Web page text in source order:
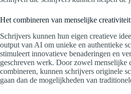
Het combineren van menselijke
Schrijvers kunnen hun eigen creatieve
output van AI om unieke en authentieke
stimuleert innovatieve benaderingen en
geschreven werk. Door zowel menselijke
combineren, kunnen schrijvers originele
gaan dan de mogelijkheden van